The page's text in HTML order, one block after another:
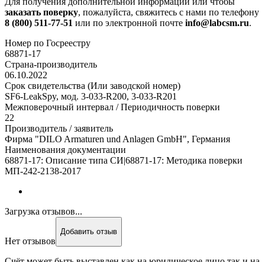
заказать поверку, пожалуйста, свяжитесь с нами по телефону
8 (800) 511-77-51 или по электронной почте info@labcsm.ru.
Номер по Госреестру
68871-17
Страна-производитель
06.10.2022
Срок свидетельства (Или заводской номер)
SF6-LeakSpy, мод. 3-033-R200, 3-033-R201
Межповерочный интервал / Периодичность поверки
22
Производитель / заявитель
Фирма "DILO Armaturen und Anlagen GmbH", Германия
Наименования документации
68871-17: Описание типа СИ|68871-17: Методика поверки
МП-242-2138-2017
Загрузка отзывов...
Нет отзывов
Добавить отзыв